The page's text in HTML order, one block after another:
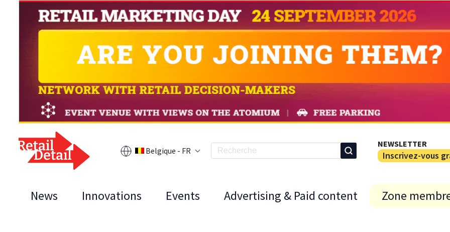
Belgique - FR
NEWSLETTER
Inscrivez-vous
News Innovations Events Advertising & Paid content Zone